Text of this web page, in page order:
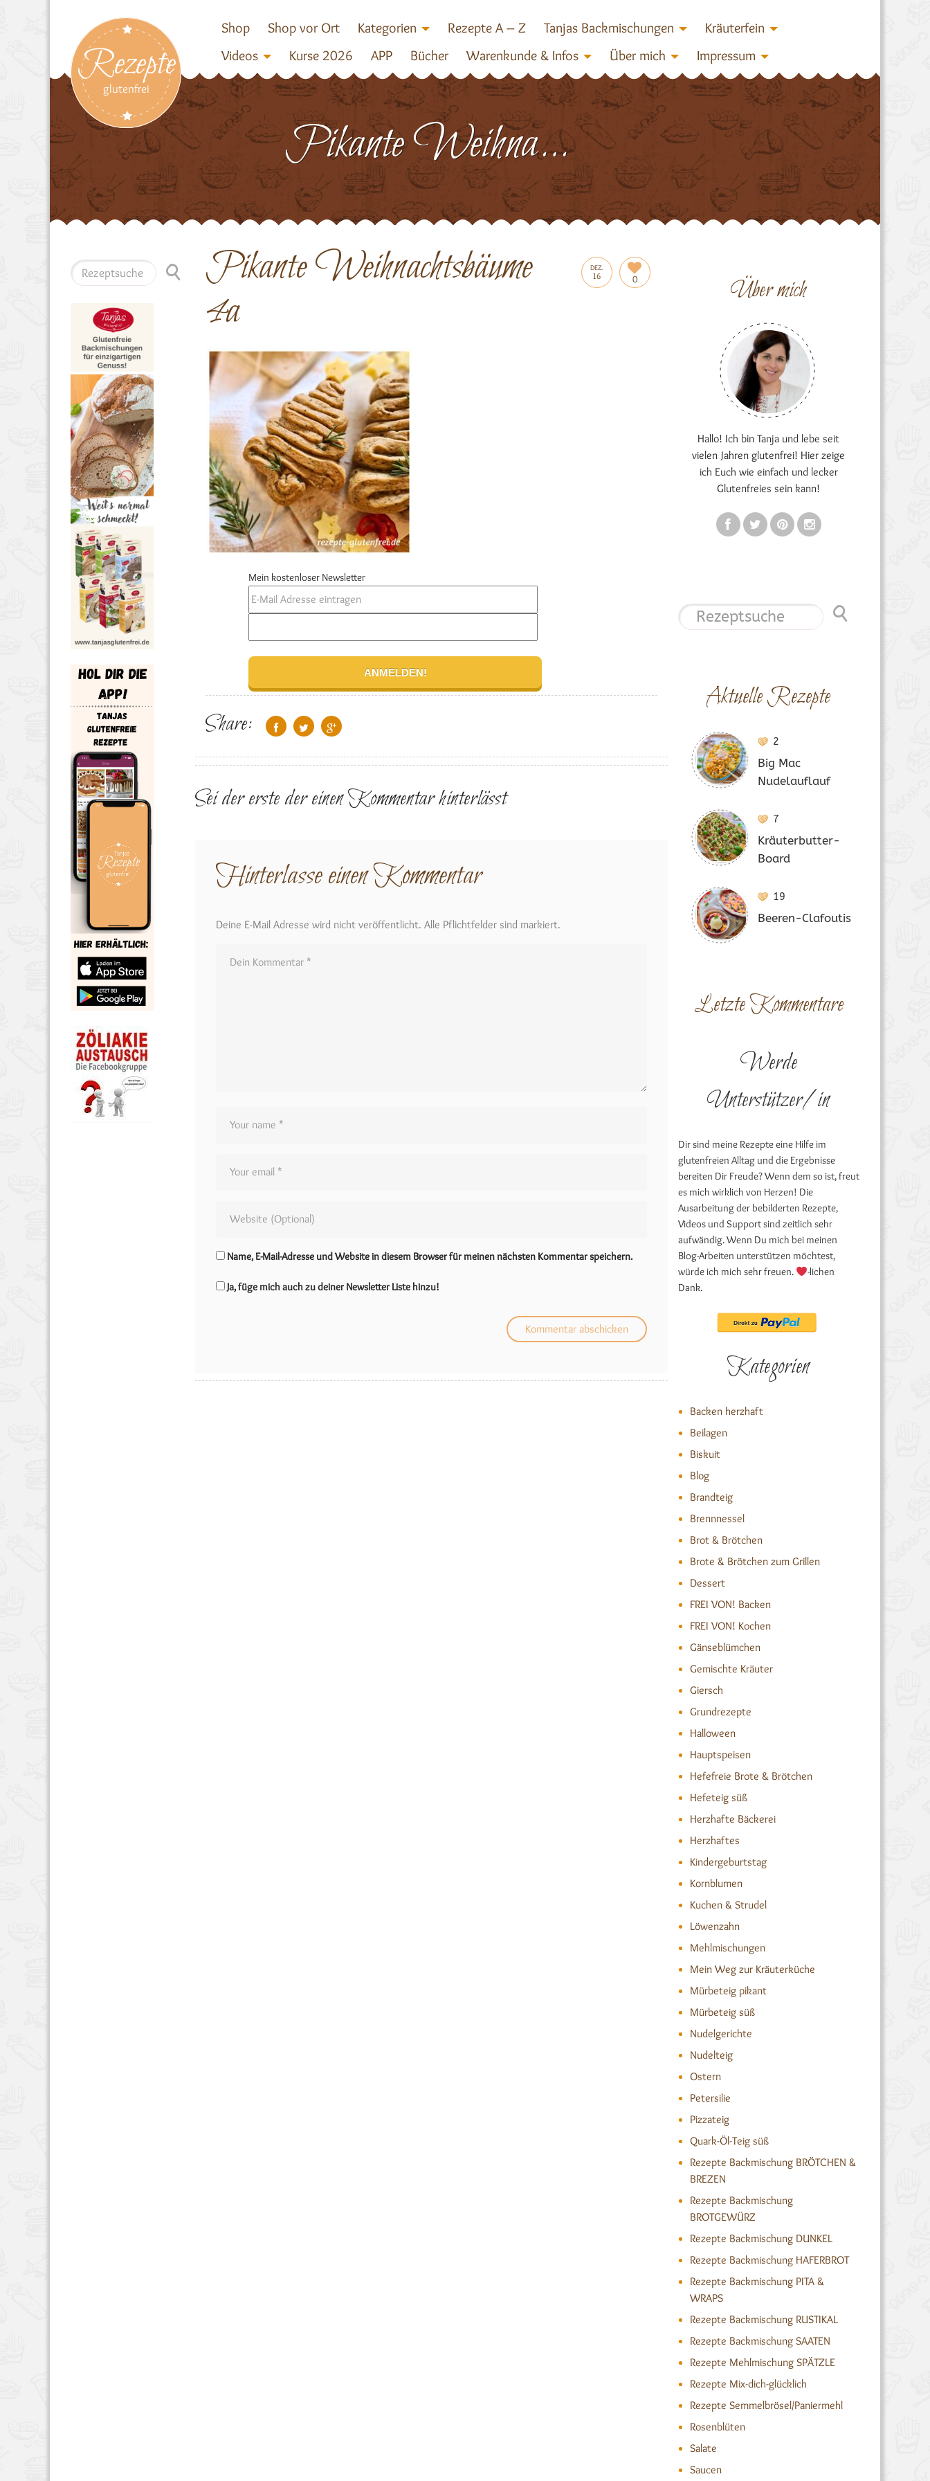
Rezepte
glutenfrei
Shop Shop vor Ort Kategorien Rezepte A – Z Tanjas Backmischungen
Kräuterfein
Videos
Kurse 2026 APP Bücher Warenkunde & Infos Über mich Impressum
Pikante Weihnachtsbäume 4a
DEZ.
16 0
Pikante Weihnachtsbäume
4a
Mein kostenloser Newsletter
Share:
Sei der erste der einen Kommentar hinterlässt
Hinterlasse einen Kommentar
Deine E-Mail Adresse wird nicht veröffentlicht. Alle Pflichtfelder sind markiert.
Name, E-Mail-Adresse und Website in diesem Browser für meinen nächsten Kommentar speichern.
Ja, füge mich auch zu deiner Newsletter Liste hinzu!
Über mich
Hallo! Ich bin Tanja und lebe seit
vielen Jahren glutenfrei! Hier zeige
ich Euch wie einfach und lecker
Glutenfreies sein kann!
Aktuelle Rezepte
2
Big Mac
Nudelauflauf
7
Kräuterbutter-
Board
19
Beeren-Clafoutis
Letzte Kommentare
Werde
Unterstützer/in
Dir sind meine Rezepte eine Hilfe im
glutenfreien Alltag und die Ergebnisse
bereiten Dir Freude? Wenn dem so ist, freut
es mich wirklich von Herzen! Die
Ausarbeitung der bebilderten Rezepte,
Videos und Support sind zeitlich sehr
aufwändig. Wenn Du mich bei meinen
Blog-Arbeiten unterstützen möchtest,
würde ich mich sehr freuen.
-lichen
Dank.
Kategorien
Backen herzhaft
Beilagen
Biskuit
Blog
Brandteig
Brennnessel
Brot & Brötchen
Brote & Brötchen zum Grillen
Dessert
FREI VON! Backen
FREI VON! Kochen
Gänseblümchen
Gemischte Kräuter
Giersch
Grundrezepte
Halloween
Hauptspeisen
Hefefreie Brote & Brötchen
Hefeteig süß
Herzhafte Bäckerei
Herzhaftes
Kindergeburtstag
Kornblumen
Kuchen & Strudel
Löwenzahn
Mehlmischungen
Mein Weg zur Kräuterküche
Mürbeteig pikant
Mürbeteig süß
Nudelgerichte
Nudelteig
Ostern
Petersilie
Pizzateig
Quark-Öl-Teig süß
Rezepte Backmischung BRÖTCHEN &
BREZEN
Rezepte Backmischung
BROTGEWÜRZ
Rezepte Backmischung DUNKEL
Rezepte Backmischung HAFERBROT
Rezepte Backmischung PITA &
WRAPS
Rezepte Backmischung RUSTIKAL
Rezepte Backmischung SAATEN
Rezepte Mehlmischung SPÄTZLE
Rezepte Mix-dich-glücklich
Rezepte Semmelbrösel/Paniermehl
Rosenblüten
Salate
Saucen